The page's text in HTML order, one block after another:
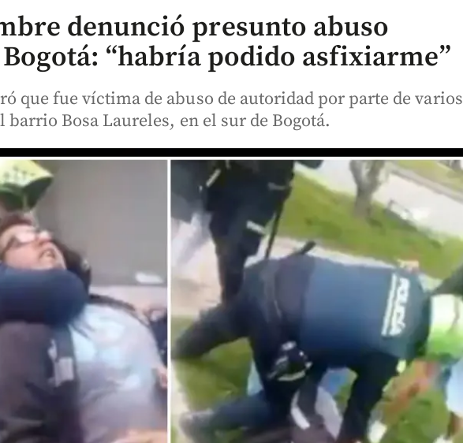
denunció presunto abuso
“habría podido asfixiarme”
que fue víctima de abuso de autoridad por parte de varios
Bosa Laureles, en el sur de Bogotá.